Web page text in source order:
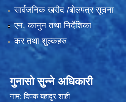
सार्वजनिक खरीद /बोलपत्र सूचना
एन, कानुन तथा निर्देशिका
कर तथा शुल्कहरु
गुनासो सुन्ने अधिकारी
नाम: दिपक बहादुर शाही